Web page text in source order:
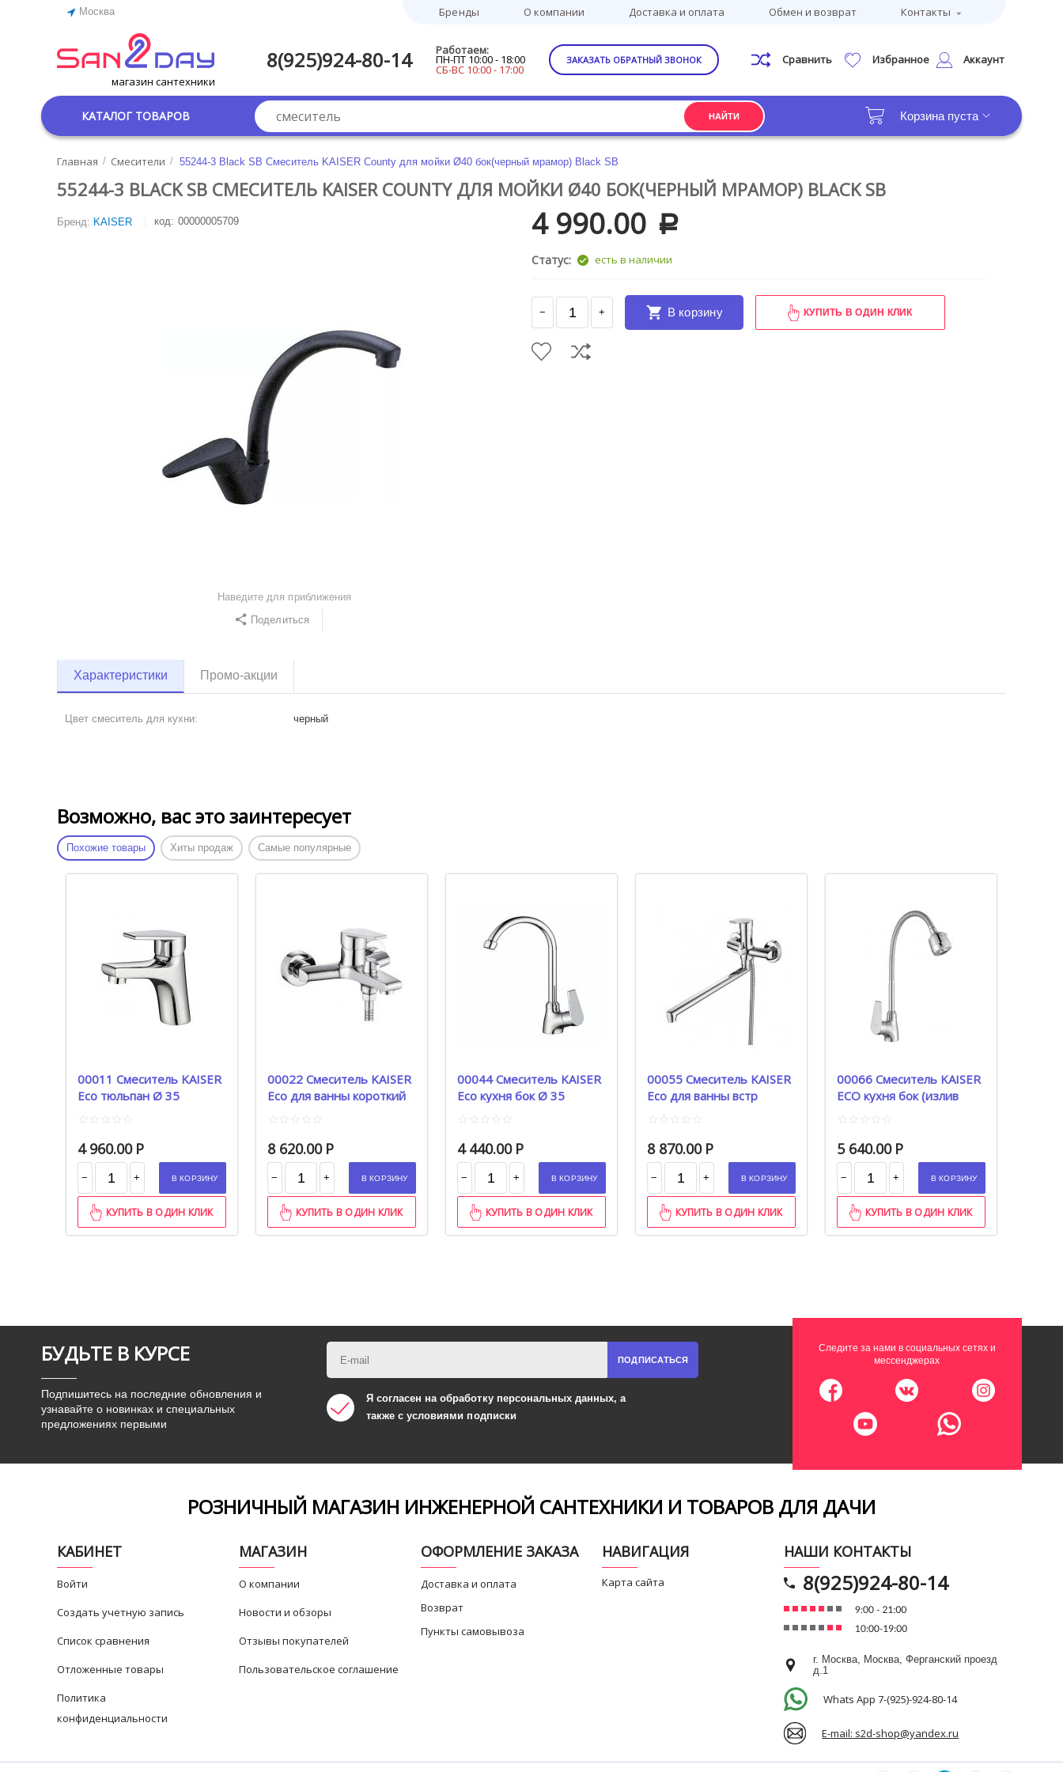
Бренды О компании Доставка и оплата Обмен и возврат Контакты
Москва
магазин сантехники
8(925)924-80-14 Работаем:
ПН-ПТ 10:00 - 18:00
СБ-ВС 10:00 - 17:00
ЗАКАЗАТЬ ОБРАТНЫЙ ЗВОНОК Сравнить Избранное Аккаунт
КАТАЛОГ ТОВАРОВ НАЙТИ Корзина пуста
Главная / Смесители / 55244-3 Black SB Смеситель KAISER County для мойки Ø40 бок(черный мрамор) Black SB
55244-3 BLACK SB СМЕСИТЕЛЬ KAISER COUNTY ДЛЯ МОЙКИ Ø40 БОК(ЧЕРНЫЙ МРАМОР) BLACK SB
Бренд: KAISER код: 00000005709
Наведите для приближения
Поделиться
4 990.00 Р
Статус: есть в наличии
+
− В корзину КУПИТЬ В ОДИН КЛИК
Характеристики Промо-акции
Цвет смеситель для кухни: черный
Возможно, вас это заинтересует
Похожие товары Хиты продаж Самые популярные
00011 Смеситель KAISER
Eco тюльпан Ø 35
4 960.00 Р
+
− В КОРЗИНУ
КУПИТЬ В ОДИН КЛИК
00022 Смеситель KAISER
Eco для ванны короткий
8 620.00 Р
+
− В КОРЗИНУ
КУПИТЬ В ОДИН КЛИК
00044 Смеситель KAISER
Eco кухня бок Ø 35
4 440.00 Р
+
− В КОРЗИНУ
КУПИТЬ В ОДИН КЛИК
00055 Смеситель KAISER
Eco для ванны встр
8 870.00 Р
+
− В КОРЗИНУ
КУПИТЬ В ОДИН КЛИК
00066 Смеситель KAISER
ECO кухня бок (излив
5 640.00 Р
+
− В КОРЗИНУ
КУПИТЬ В ОДИН КЛИК
БУДЬТЕ В КУРСЕ
Подпишитесь на последние обновления и
узнавайте о новинках и специальных
предложениях первыми
ПОДПИСАТЬСЯ
Я согласен на обработкуперсональных данных, а
также с условиями подписки
Следите за нами в социальных сетях и
мессенджерах
РОЗНИЧНЫЙ МАГАЗИН ИНЖЕНЕРНОЙ САНТЕХНИКИ И ТОВАРОВ ДЛЯ ДАЧИ
КАБИНЕТ
Войти
Создать учетную запись
Список сравнения
Отложенные товары
Политика
конфиденциальности
МАГАЗИН
О компании
Новости и обзоры
Отзывы покупателей
Пользовательское соглашение
ОФОРМЛЕНИЕ ЗАКАЗА
Доставка и оплата
Возврат
Пункты самовывоза
НАВИГАЦИЯ
Карта сайта
НАШИ КОНТАКТЫ
8(925)924-80-14
г. Москва, Москва, Ферганский проезд
д.1
Whats App 7-(925)-924-80-14
E-mail: s2d-shop@yandex.ru